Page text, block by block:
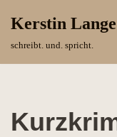
Kerstin Lange
schreibt. und. spricht.